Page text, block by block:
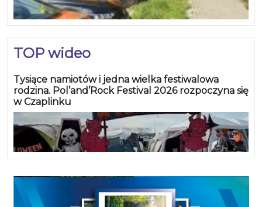
TOP wideo
Tysiące namiotów i jedna wielka festiwalowa
rodzina. Pol’and’Rock Festival 2026 rozpoczyna się
w Czaplinku